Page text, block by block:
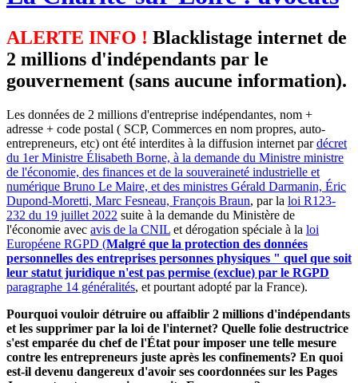
ALERTE INFO ! Blacklistage internet de
2 millions d'indépendants par le
gouvernement (sans aucune information).
Les données de 2 millions d'entreprise indépendantes, nom +
adresse + code postal ( SCP, Commerces en nom propres, auto-
entrepreneurs, etc) ont été interdites à la diffusion internet pardécret
du 1er Ministre Élisabeth Borne, à la demande du Ministre ministre
de l'économie, des finances et de la souveraineté industrielle et
numérique Bruno Le Maire, et des ministres Gérald Darmanin, Éric
Dupond-Moretti, Marc Fesneau, François Braun, par la loi R123-
232 du 19 juillet 2022 suite à la demande du Ministère de
l'économie avec avis de la CNIL et dérogation spéciale à la loi
Européene RGPD (Malgré que la protection des données
personnelles des entreprises personnes physiques " quel que soit
leur statut juridique n'est pas permise (exclue) par le RGPD
paragraphe 14 généralités, et pourtant adopté par la France).
Pourquoi vouloir détruire ou affaiblir 2 millions d'indépendants
et les supprimer par la loi de l'internet? Quelle folie destructrice
s'est emparée du chef de l'État pour imposer une telle mesure
contre les entrepreneurs juste après les confinements? En quoi
est-il devenu dangereux d'avoir ses coordonnées sur les Pages